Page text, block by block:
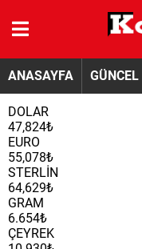
ANASAYFA GÜNCEL
DOLAR
47,824₺
EURO
55,078₺
STERLİN
64,629₺
GRAM
6.654₺
ÇEYREK